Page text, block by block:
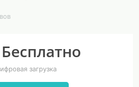
Бесплатно
загрузка